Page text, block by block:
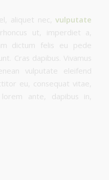
aliquet nec,vulputate
ut, imperdiet a,
dictum felis eu pede
Cras dapibus. Vivamus
vulputate eleifend
eu, consequat vitae,
ante, dapibus in,